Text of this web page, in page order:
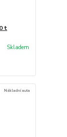
t
Skladem
Nákladní auta